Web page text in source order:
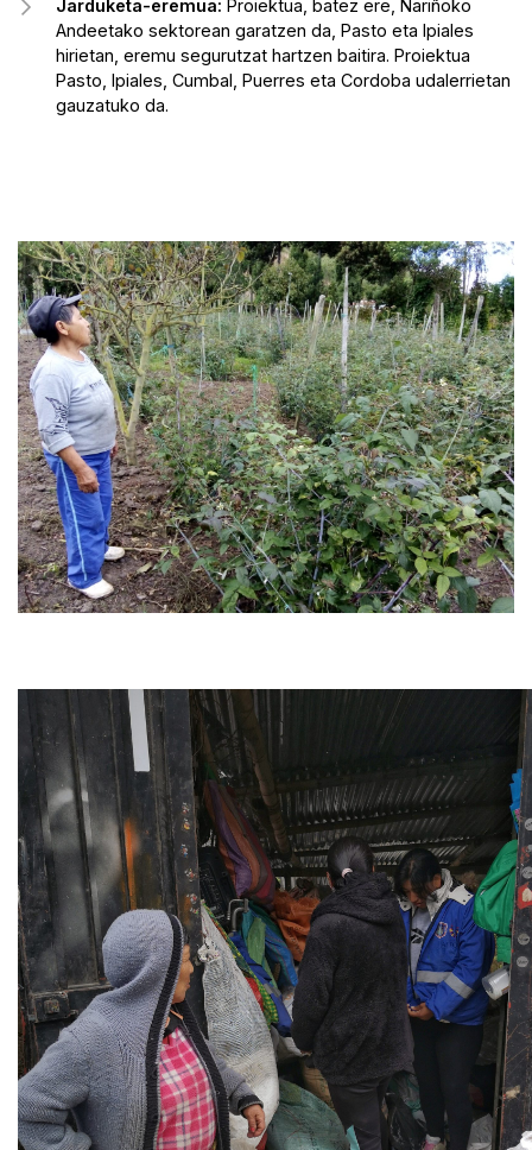
Jarduketa-eremua: Proiektua, batez ere, Nariñoko
Andeetako sektorean garatzen da, Pasto eta Ipiales
hirietan, eremu segurutzat hartzen baitira. Proiektua
Pasto, Ipiales, Cumbal, Puerres eta Cordoba udalerrietan
gauzatuko da.